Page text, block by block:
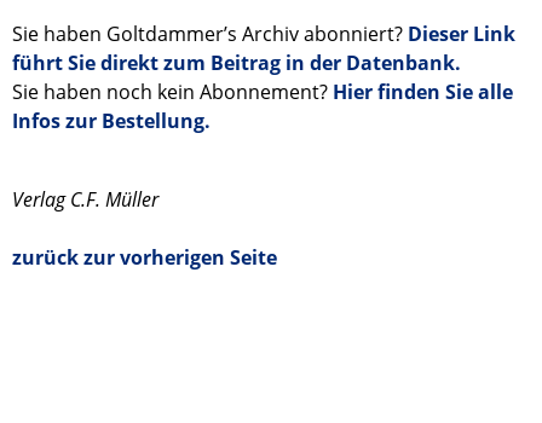
Sie haben Goltdammer’s Archiv abonniert? Dieser Link
führt Sie direkt zum Beitrag in der Datenbank.
Sie haben noch kein Abonnement? Hier finden Sie alle
Infos zur Bestellung.
Verlag C.F. Müller
zurück zur vorherigen Seite